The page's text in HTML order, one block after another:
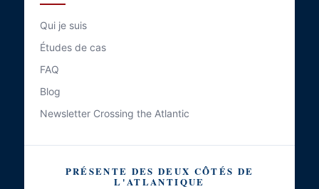
Qui je suis
Études de cas
FAQ
Blog
Newsletter Crossing the Atlantic
PRÉSENTE DES DEUX CÔTÉS DE
L'ATLANTIQUE